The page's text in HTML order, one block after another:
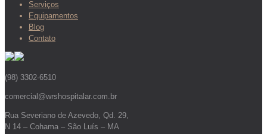
Serviços
Equipamentos
Blog
Contato
(98) 3302-6510
comercial@wrshospitalar.com.br
Rua Severiano de Azevedo, Qd. 29,
N 14 – Cohama – São Luís – MA